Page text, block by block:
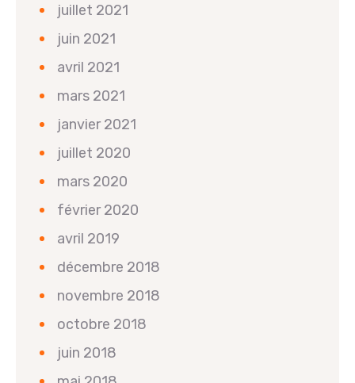
juillet 2021
juin 2021
avril 2021
mars 2021
janvier 2021
juillet 2020
mars 2020
février 2020
avril 2019
décembre 2018
novembre 2018
octobre 2018
juin 2018